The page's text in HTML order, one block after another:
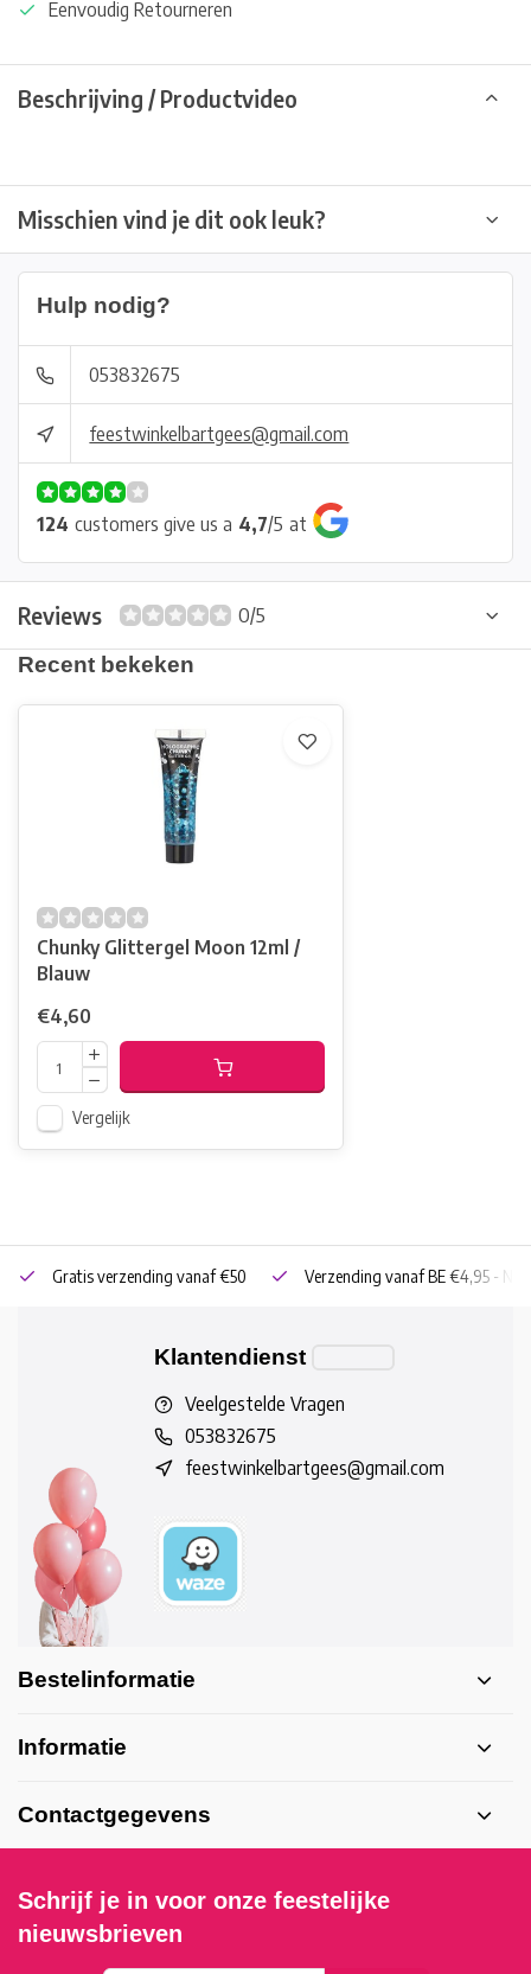
Eenvoudig Retourneren
Beschrijving / Productvideo
Misschien vind je dit ook leuk?
Hulp nodig?
053832675
feestwinkelbartgees@gmail.com
124 customers give us a 4,7/5 at
Reviews
0/5
Recent bekeken
Chunky Glittergel Moon 12ml /
Blauw
€4,60
Vergelijk
Gratis verzending vanaf €50 Verzending vanaf BE €4,95 - NL
Klantendienst
Veelgestelde Vragen
053832675
feestwinkelbartgees@gmail.com
Bestelinformatie
Informatie
Contactgegevens
Schrijf je in voor onze feestelijke
nieuwsbrieven